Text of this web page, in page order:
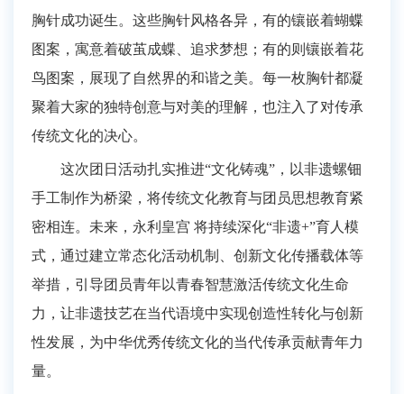
胸针成功诞生。这些胸针风格各异，有的镶嵌着蝴蝶
图案，寓意着破茧成蝶、追求梦想；有的则镶嵌着花
鸟图案，展现了自然界的和谐之美。每一枚胸针都凝
聚着大家的独特创意与对美的理解，也注入了对传承
传统文化的决心。
这次团日活动扎实推进“文化铸魂”， 以非遗螺钿
手工制作为桥梁，将传统文化教育与团员思想教育紧
密相连。未来， 永利皇宫 将持续深化“非遗+”育人模
式，通过建立常态化活动机制
创新文化传播载体等
举措，引导团员青年以青春智慧激活传统文化生命
力，让非遗技艺在当代语境中实现创造性转化与创新
性发展，为中华优秀传统文化的当代传承贡献青年力
量。